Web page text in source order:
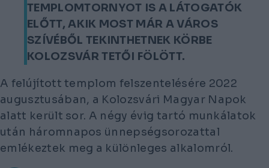
TEMPLOMTORNYOT IS A LÁTOGATÓK
ELŐTT, AKIK MOST MÁR A VÁROS
SZÍVÉBŐL TEKINTHETNEK KÖRBE
KOLOZSVÁR TETŐI FÖLÖTT.
A felújított templom felszentelésére 2022
augusztusában, a Kolozsvári Magyar Napok
alatt került sor. A négy évig tartó munkálatok
után háromnapos ünnepségsorozattal
emlékeztek meg a különleges alkalomról.